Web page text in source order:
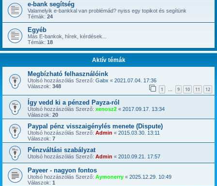
e-bank segítség
Valamelyik e-bankkal van problémád? nyiss egy topikot és segítünk
Témák: 24
Egyéb
Más E-bankok, hírek, kérdések...
Témák: 18
Aktív témák
Megbízható felhasználóink
Utolsó hozzászólás Szerző: Gabx « 2021.07.04. 17:36
Válaszok: 348 1 … 9 10 11 12
Így vedd ki a pénzed Payza-ról
Utolsó hozzászólás Szerző: xenosz2 « 2017.09.17. 13:34
Válaszok: 20
Paypal pénz visszaigénylés menete (Dispute)
Utolsó hozzászólás Szerző: Admin « 2015.03.30. 13:11
Válaszok: 7
Pénzváltási szabályzat
Utolsó hozzászólás Szerző: Admin « 2010.09.21. 17:57
Payeer - nagyon fontos
Utolsó hozzászólás Szerző: Aymonerry « 2025.12.29. 10:49
Válaszok: 1